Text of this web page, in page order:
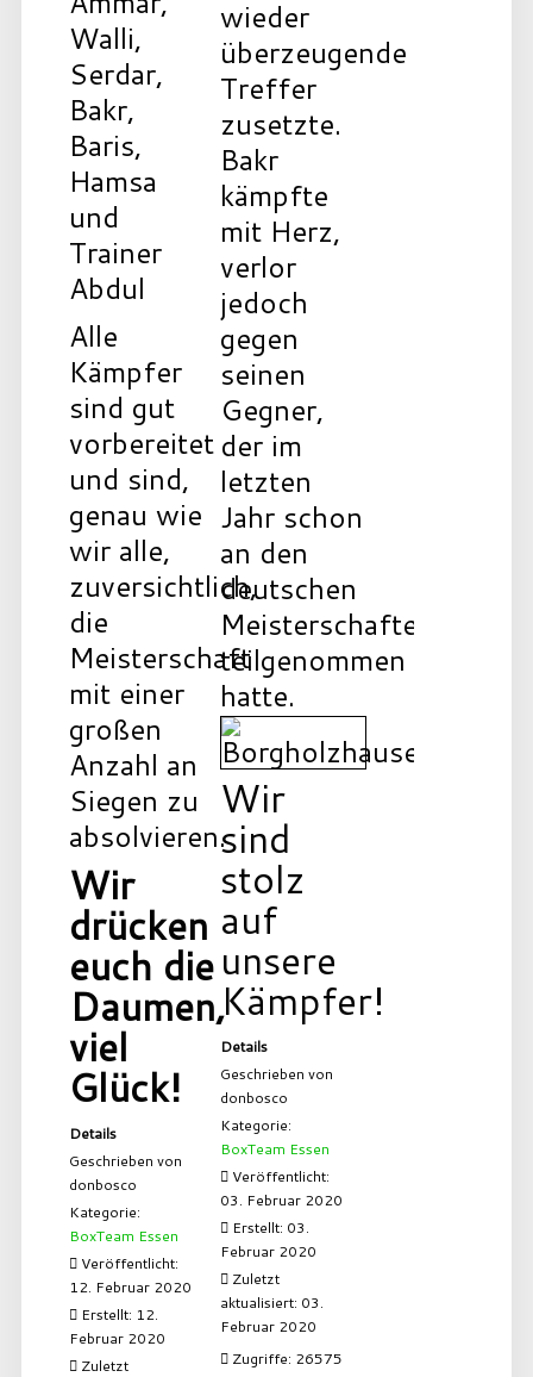
Walli,
Serdar,
Bakr,
Baris,
Hamsa
und
Trainer
Abdul
Alle
Kämpfer
sind gut
vorbereitet
und sind,
genau wie
wir alle,
zuversichtlich,
die
Meisterschaft
mit einer
großen
Anzahl an
Siegen zu
absolvieren.
Wir
drücken
euch die
Daumen,
viel
Glück!
Details
Geschrieben von
donbosco
Kategorie:
BoxTeam Essen
Veröffentlicht:
12. Februar 2020
Erstellt: 12.
Februar 2020
Zuletzt
wieder
überzeugende
Treffer
zusetzte.
Bakr
kämpfte
mit Herz,
verlor
jedoch
gegen
seinen
Gegner,
der im
letzten
Jahr schon
an den
deutschen
Meisterschaften
teilgenommen
hatte.
Wir
sind
stolz
auf
unsere
Kämpfer!
Details
Geschrieben von
donbosco
Kategorie:
BoxTeam Essen
Veröffentlicht:
03. Februar 2020
Erstellt: 03.
Februar 2020
Zuletzt
aktualisiert: 03.
Februar 2020
Zugriffe: 26575